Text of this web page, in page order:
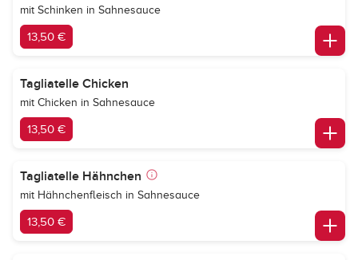
mit Schinken in Sahnesauce
13,50 €
Tagliatelle Chicken
mit Chicken in Sahnesauce
13,50 €
Tagliatelle Hähnchen
mit Hähnchenfleisch in Sahnesauce
13,50 €